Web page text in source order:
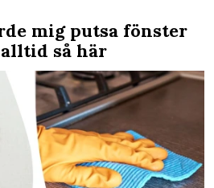
mig putsa fönster
så här